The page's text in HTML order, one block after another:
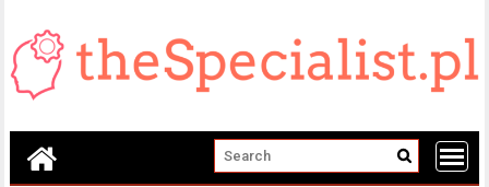
content